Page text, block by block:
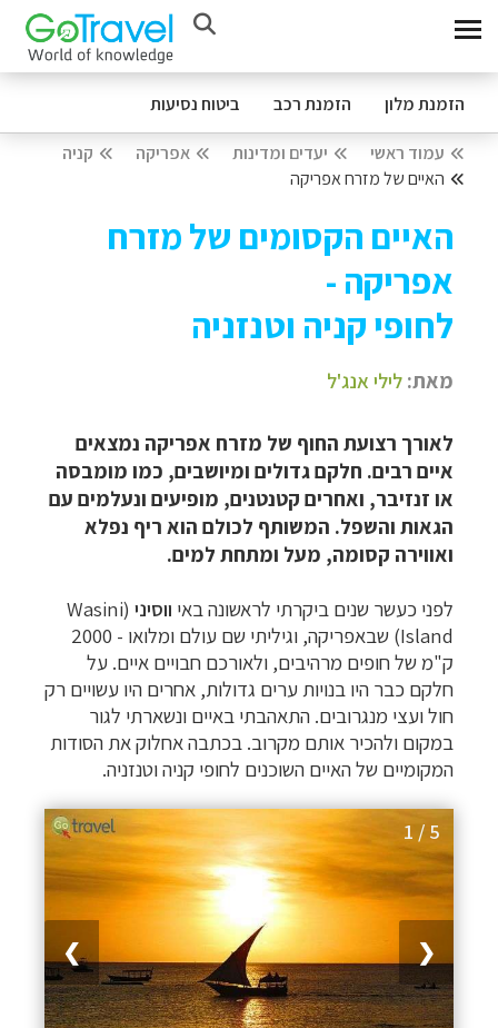
הזמנת מלון הזמנת רכב ביטוח נסיעות
עמוד ראשי יעדים ומדינות אפריקה
קניה
האיים של מזרח אפריקה
האיים הקסומים של מזרח
אפריקה -
לחופי קניה וטנזניה
מאת: לילי אנג'ל
לאורך רצועת החוף של מזרח אפריקה נמצאים
איים רבים. חלקם גדולים ומיושבים, כמו מומבסה
או זנזיבר, ואחרים קטנטנים, מופיעים ונעלמים עם
הגאות והשפל. המשותף לכולם הוא ריף נפלא
ואווירה קסומה, מעל ומתחת למים.
לפני כעשר שנים ביקרתי לראשונה באי ווסיני (
Wasini
Island
)
ק"מ של חופים מרהיבים, ולאורכם חבויים איים. על
חלקם כבר היו בנויות ערים גדולות, אחרים היו עשויים רק
חול ועצי מנגרובים. התאהבתי באיים ונשארתי לגור
במקום ולהכיר אותם מקרוב. בכתבה אחלוק את הסודות
המקומיים של האיים השוכנים לחופי קניה וטנזניה.
1 / 5
❯ ❮